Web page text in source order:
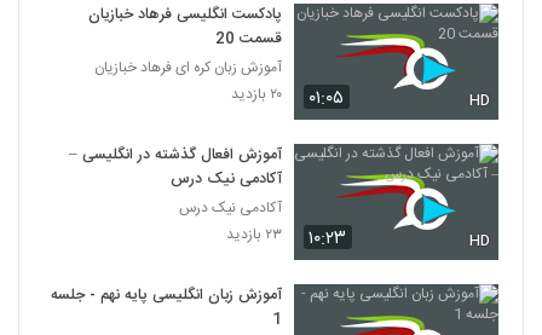
۰۱:۰۵ HD
پادکست انگلیسی فرهاد خبازیان
قسمت 20
آموزش زبان کره ای فرهاد خبازیان
۲۰ بازدید
۱۰:۲۳ HD
آموزش افعال گذشته در انگلیسی –
آکادمی نیک درس
آکادمی نیک درس
۲۳ بازدید
آموزش زبان انگلیسی پایه نهم - جلسه
1